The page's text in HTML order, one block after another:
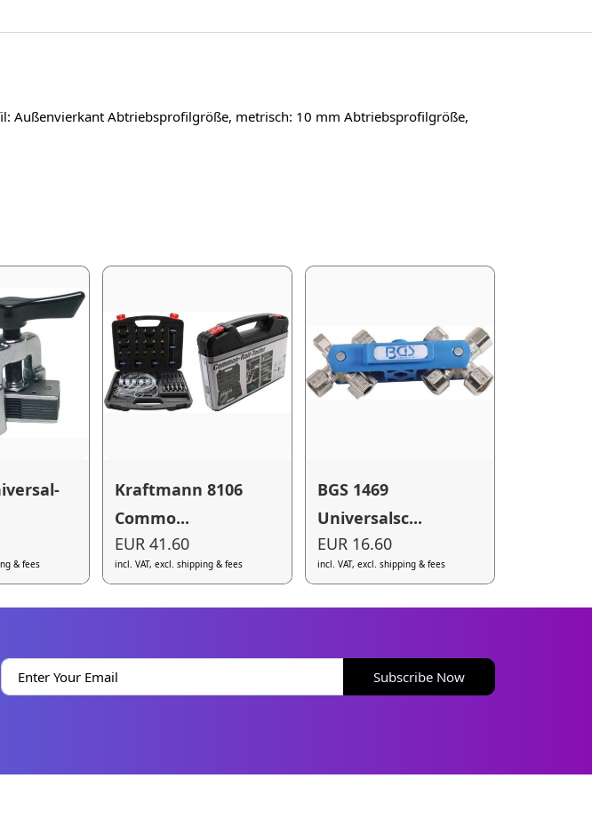
Außenvierkant Abtriebsprofilgröße, metrisch: 10 mm Abtriebsprofilgröße,
& fees
Kraftmann 8106
Commo...
EUR 41.60
incl. VAT, excl. shipping & fees
BGS 1469
Universalsc...
EUR 16.60
incl. VAT, excl. shipping & fees
Subscribe Now